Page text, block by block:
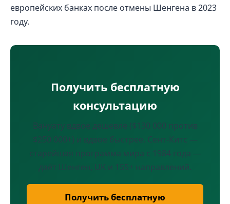
европейских банках после отмены Шенгена в 2023
году.
Получить бесплатную
консультацию
Вануату вдвое дешевле ($130 000 против
$250 000+) и вдвое быстрее. Сент-Китс —
старейшая программа мира с 1984 года —
даёт Шенген, UK и 155+ направлений.
Получить бесплатную